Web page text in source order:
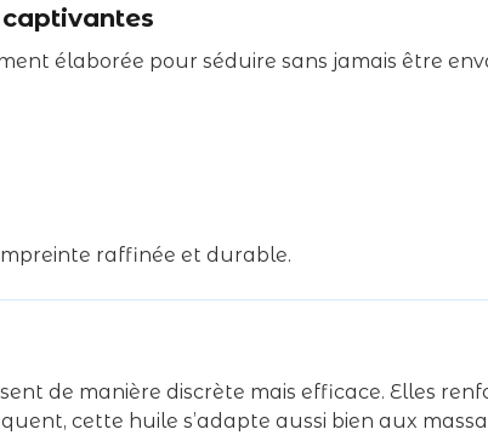
élaborée pour séduire sans jamais être
raffinée et durable.
de manière discrète mais efficace. Elles
cette huile s’adapte aussi bien aux